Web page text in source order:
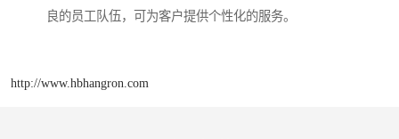
良的员工队伍，可为客户提供个性化的服务。
http://www.hbhangron.com